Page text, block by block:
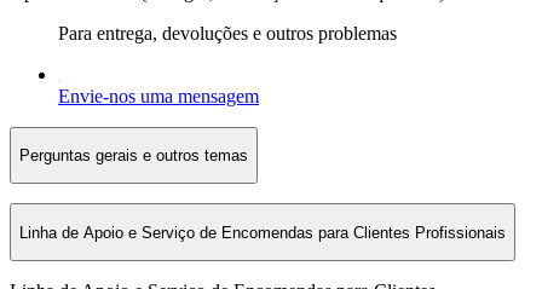
Para entrega, devoluções e outros problemas
Envie-nos uma mensagem
Perguntas gerais e outros temas
Linha de Apoio e Serviço de Encomendas para Clientes Profissionais